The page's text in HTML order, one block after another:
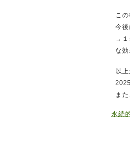
こ
今
→１
な
以
ま
永続